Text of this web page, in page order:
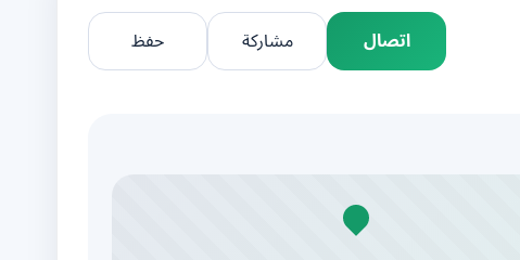
اتصال مشاركة حفظ